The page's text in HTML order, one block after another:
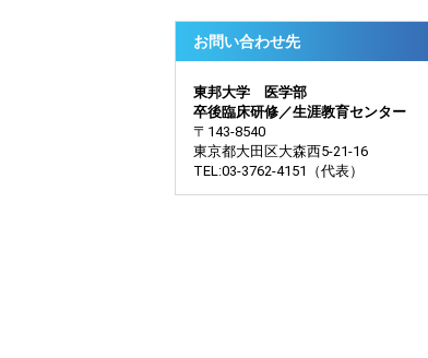
お問い合わせ先
東邦大学 医学部
卒後臨床研修／生涯教育センター
〒143-8540
東京都大田区大森西5-21-16
TEL:03-3762-4151（代表）